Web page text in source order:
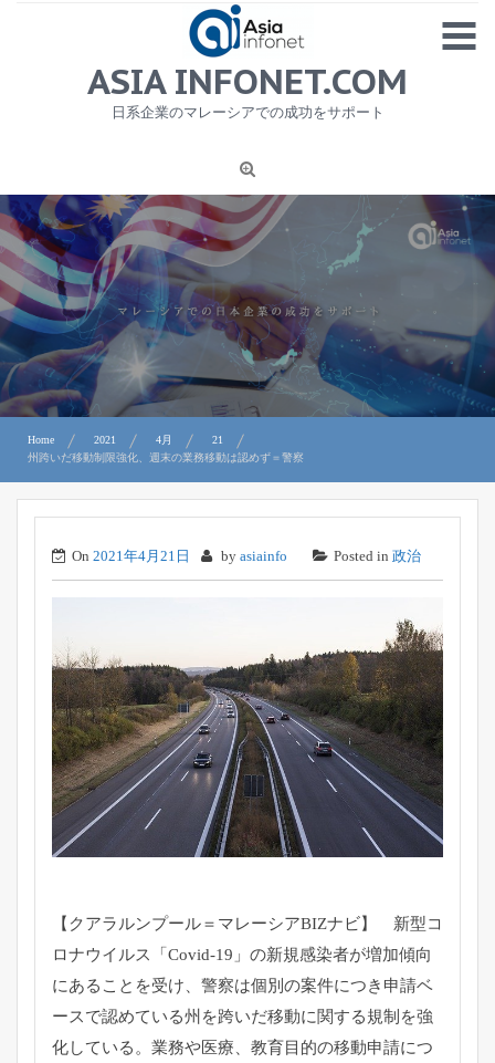
MENU
1
ニュース
労務サービス
プライバシーポリシー及び著作権について
お問合せ
ASIA INFONET.COM
日系企業のマレーシアでの成功をサポート
Home 2021 4月
21
州跨いだ移動制限強化、週末の業務移動は認めず＝警察
On 2021年4月21日 by asiainfo Posted in 政治
【クアラルンプール＝マレーシアBIZナビ】 新型コ
ロナウイルス「Covid-19」 の新規感染者が増加傾向
にあることを受け、 警察は個別の案件につき申請ベ
ースで認めている州を跨いだ移動に関する規制を強
化している。業務や医療、 教育目的の移動申請につ